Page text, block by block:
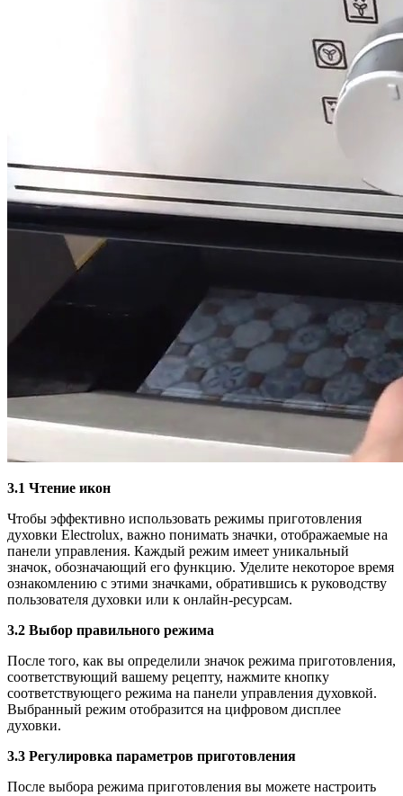
3.1 Чтение икон
Чтобы эффективно использовать режимы приготовления
духовки Electrolux, важно понимать значки, отображаемые на
панели управления. Каждый режим имеет уникальный
значок, обозначающий его функцию. Уделите некоторое время
ознакомлению с этими значками, обратившись к руководству
пользователя духовки или к онлайн-ресурсам.
3.2 Выбор правильного режима
После того, как вы определили значок режима приготовления,
соответствующий вашему рецепту, нажмите кнопку
соответствующего режима на панели управления духовкой.
Выбранный режим отобразится на цифровом дисплее
духовки.
3.3 Регулировка параметров приготовления
После выбора режима приготовления вы можете настроить